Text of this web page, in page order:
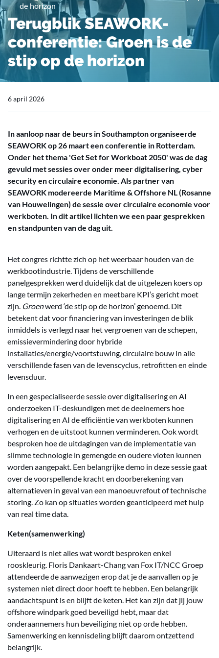
de horizon
Terugblik SEAWORK-
conferentie: Groen is de
stip op de horizon
6 april 2026
In aanloop naar de beurs in Southampton organiseerde
SEAWORK op 26 maart een conferentie in Rotterdam.
Onder het thema 'Get Set for Workboat 2050' was de dag
gevuld met sessies over onder meer digitalisering, cyber
security en circulaire economie. Als partner van
SEAWORK modereerde Maritime & Offshore NL (Rosanne
van Houwelingen) de sessie over circulaire economie voor
werkboten. In dit artikel lichten we een paar gesprekken
en standpunten van de dag uit.
Het congres richtte zich op het weerbaar houden van de
werkbootindustrie. Tijdens de verschillende
panelgesprekken werd duidelijk dat de uitgelezen koers op
lange termijn zekerheden en meetbare KPI’s gericht moet
zijn. Groenwerd ‘de stip op de horizon’ genoemd. Dit
betekent dat voor financiering van investeringen de blik
inmiddels is verlegd naar het vergroenen van de schepen,
emissievermindering door hybride
installaties/energie/voortstuwing, circulaire bouw in alle
verschillende fasen van de levenscyclus, retrofitten en einde
levensduur.
In een gespecialiseerde sessie over digitalisering en AI
onderzoeken IT-deskundigen met de deelnemers hoe
digitalisering en AI de efficiëntie van werkboten kunnen
verhogen en de uitstoot kunnen verminderen. Ook wordt
besproken hoe de uitdagingen van de implementatie van
slimme technologie in gemengde en oudere vloten kunnen
worden aangepakt. Een belangrijke demo in deze sessie gaat
over de voorspellende kracht en doorberekening van
alternatieven in geval van een manoeuvrefout of technische
storing. Zo kan op situaties worden geanticipeerd met hulp
van real time data.
Keten(samenwerking)
Uiteraard is niet alles wat wordt besproken enkel
rooskleurig. Floris Dankaart-Chang van Fox IT/NCC Groep
attendeerde de aanwezigen erop dat je de aanvallen op je
systemen niet direct door hoeft te hebben. Een belangrijk
aandachtspunt is en blijft de keten. Het kan zijn dat jij jouw
offshore windpark goed beveiligd hebt, maar dat
onderaannemers hun beveiliging niet op orde hebben.
Samenwerking en kennisdeling blijft daarom ontzettend
belangrijk.